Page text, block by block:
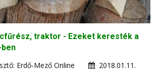
traktor - Ezeket keresték a
Erdő-Mező Online
2018.01.11.